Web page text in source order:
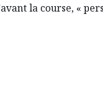
la course, «